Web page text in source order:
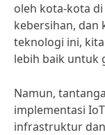
oleh kota-kota
kebersihan, dan
teknologi ini,
lebih baik untuk
Namun,
implementasi
infrastruktur